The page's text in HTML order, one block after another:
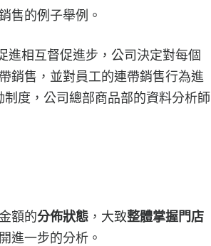
售的例子舉例。
進相互督促進步，公司決定對每個
銷售，並對員工的連帶銷售行為進
度，公司總部商品部的資料分析師
額的分佈狀態 ，大致整體掌握門店
進一步的分析。